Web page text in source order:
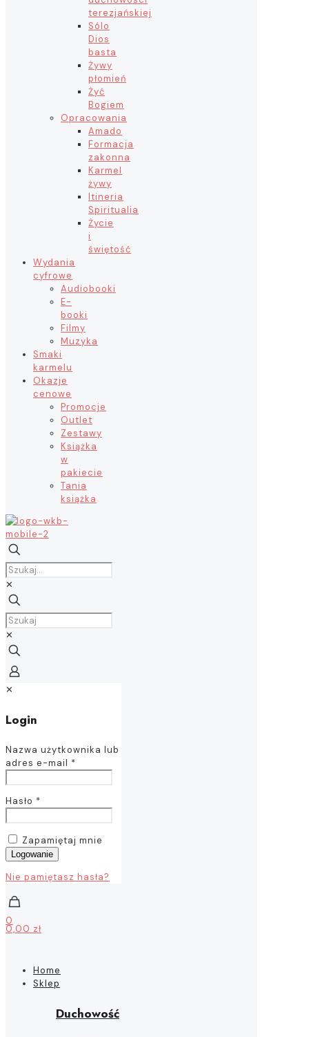
terezjańskiej
Sólo
Dios
basta
Żywy
płomień
Żyć
Bogiem
Opracowania
Amado
Formacja
zakonna
Karmel
żywy
Itineria
Spiritualia
Życie
i
świętość
Wydania
cyfrowe
Audiobooki
E-
booki
Filmy
Muzyka
Smaki
karmelu
Okazje
cenowe
Promocje
Outlet
Zestawy
Książka
w
pakiecie
Tania
książka
✕
✕
✕
Login
Nazwa użytkownika lub
adres e-mail *
Hasło *
Zapamiętaj mnie
Logowanie
Nie pamiętasz hasła?
0
0,00 zł
Home
Sklep
Duchowość